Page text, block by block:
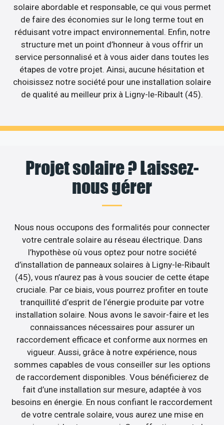
solaire abordable et responsable, ce qui vous permet
de faire des économies sur le long terme tout en
réduisant votre impact environnemental. Enfin, notre
structure met un point d’honneur à vous offrir un
service personnalisé et à vous aider dans toutes les
étapes de votre projet. Ainsi, aucune hésitation et
choisissez notre société pour une installation solaire
de qualité au meilleur prix à Ligny-le-Ribault (45).
Projet solaire ? Laissez-
nous gérer
Nous nous occupons des formalités pour connecter
votre centrale solaire au réseau électrique. Dans
l’hypothèse où vous optez pour notre société
d’installation de panneaux solaires à Ligny-le-Ribault
(45), vous n’aurez pas à vous soucier de cette étape
cruciale. Par ce biais, vous pourrez profiter en toute
tranquillité d’esprit de l’énergie produite par votre
installation solaire. Nous avons le savoir-faire et les
connaissances nécessaires pour assurer un
raccordement efficace et conforme aux normes en
vigueur. Aussi, grâce à notre expérience, nous
sommes capables de vous conseiller sur les options
de raccordement disponibles. Vous bénéficierez de
fait d’une installation sur mesure, adaptée à vos
besoins en énergie. En nous confiant le raccordement
de votre centrale solaire, vous aurez une mise en